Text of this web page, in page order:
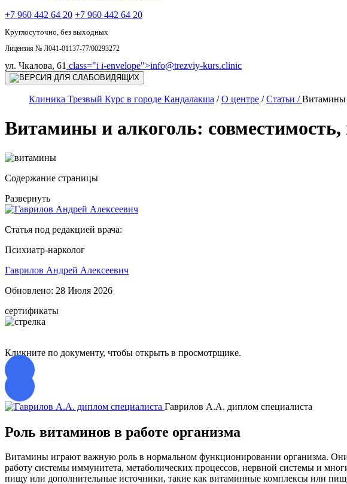
+7 960 442 64 20 +7 960 442 64 20
Круглосуточно, без выходных
Лицензия № Л041-01137-77/00293272
ул. Чкалова, 61 class="i i-envelope">info@trezviy-kurs.clinic
Клиника Трезвый Курс в городе Кандалакша /О центре /Статьи /Витамины
Витамины и алкоголь:
Содержание страницы
Развернуть
Статья под редакцией врача:
Психиатр-нарколог
Гаврилов Андрей Алексеевич
Обновлено: 28 Июля 2026
сертификаты
Кликните по документу, чтобы открыть в просмотрщике.
Гаврилов А.А. диплом специалиста
Роль витаминов в работе организма
Витамины играют важную роль в нормальном функционировании организма.
работу системы иммунитета, метаболических процессов, нервной системы и
пищу или дополнительные источники, такие как витаминные комплексы или